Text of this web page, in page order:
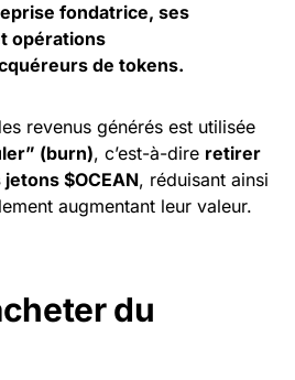
fondatrice, ses
opérations
de tokens.
revenus générés est utilisée
(burn), c’est-à-dire retirer
$OCEAN, réduisant ainsi
augmentant leur valeur.
du